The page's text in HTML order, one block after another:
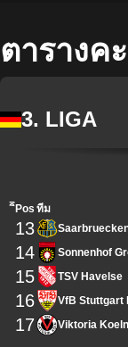
ตารางค
3. LIGA
ิีPos ทีม
13
14 Sonnenhof
15 TSV Havelse
16 VfB Stuttgart II
17 Viktoria